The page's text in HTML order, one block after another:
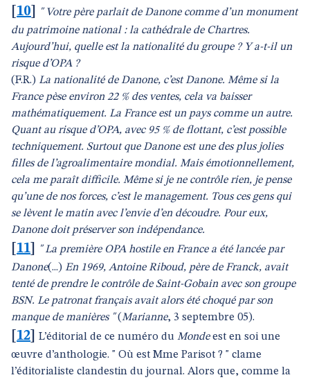
10
" Votre père parlait de Danone comme d’un monument
du patrimoine national : la cathédrale de Chartres.
Aujourd’hui, quelle est la nationalité du groupe ? Y a-t-il un
risque d’OPA ?
(F.R.) La nationalité de Danone, c’est Danone. Même si la
France pèse environ 22 % des ventes, cela va baisser
mathématiquement. La France est un pays comme un autre.
Quant au risque d’OPA, avec 95 % de flottant, c’est possible
techniquement. Surtout que Danone est une des plus jolies
filles de l’agroalimentaire mondial. Mais émotionnellement,
cela me paraît difficile. Même si je ne contrôle rien, je pense
qu’une de nos forces, c’est le management. Tous ces gens qui
se lèvent le matin avec l’envie d’en découdre. Pour eux,
Danone doit préserver son indépendance.
11
" La première OPA hostile en France a été lancée par
Danone(...) En 1969, Antoine Riboud, père de Franck, avait
tenté de prendre le contrôle de Saint-Gobain avec son groupe
BSN. Le patronat français avait alors été choqué par son
manque de manières "(Marianne, 3 septembre 05).
12 L’éditorial de ce numéro du Mondeest en soi une
œuvre d’anthologie. " Où est Mme Parisot ? " clame
l’éditorialiste clandestin du journal. Alors que, comme la